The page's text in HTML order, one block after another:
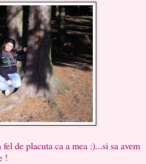
ca a mea :)...si sa avem
!